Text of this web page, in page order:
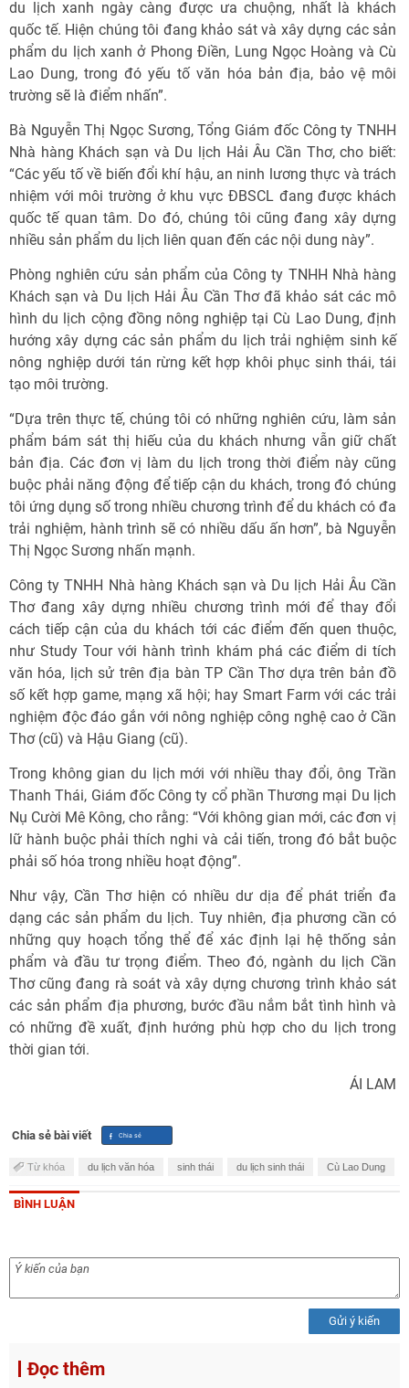
du lịch xanh ngày càng được ưa chuộng, nhất là khách
quốc tế. Hiện chúng tôi đang khảo sát và xây dựng các sản
phẩm du lịch xanh ở Phong Ðiền, Lung Ngọc Hoàng và Cù
Lao Dung, trong đó yếu tố văn hóa bản địa, bảo vệ môi
trường sẽ là điểm nhấn”.
Bà Nguyễn Thị Ngọc Sương, Tổng Giám đốc Công ty TNHH
Nhà hàng Khách sạn và Du lịch Hải Âu Cần Thơ, cho biết:
“Các yếu tố về biến đổi khí hậu, an ninh lương thực và trách
nhiệm với môi trường ở khu vực ÐBSCL đang được khách
quốc tế quan tâm. Do đó, chúng tôi cũng đang xây dựng
nhiều sản phẩm du lịch liên quan đến các nội dung này”.
Phòng nghiên cứu sản phẩm của Công ty TNHH Nhà hàng
Khách sạn và Du lịch Hải Âu Cần Thơ đã khảo sát các mô
hình du lịch cộng đồng nông nghiệp tại Cù Lao Dung, định
hướng xây dựng các sản phẩm du lịch trải nghiệm sinh kế
nông nghiệp dưới tán rừng kết hợp khôi phục sinh thái, tái
tạo môi trường.
“Dựa trên thực tế, chúng tôi có những nghiên cứu, làm sản
phẩm bám sát thị hiếu của du khách nhưng vẫn giữ chất
bản địa. Các đơn vị làm du lịch trong thời điểm này cũng
buộc phải năng động để tiếp cận du khách, trong đó chúng
tôi ứng dụng số trong nhiều chương trình để du khách có đa
trải nghiệm, hành trình sẽ có nhiều dấu ấn hơn”, bà Nguyễn
Thị Ngọc Sương nhấn mạnh.
Công ty TNHH Nhà hàng Khách sạn và Du lịch Hải Âu Cần
Thơ đang xây dựng nhiều chương trình mới để thay đổi
cách tiếp cận của du khách tới các điểm đến quen thuộc,
như Study Tour với hành trình khám phá các điểm di tích
văn hóa, lịch sử trên địa bàn TP Cần Thơ dựa trên bản đồ
số kết hợp game, mạng xã hội; hay Smart Farm với các trải
nghiệm độc đáo gắn với nông nghiệp công nghệ cao ở Cần
Thơ (cũ) và Hậu Giang (cũ).
Trong không gian du lịch mới với nhiều thay đổi, ông Trần
Thanh Thái, Giám đốc Công ty cổ phần Thương mại Du lịch
Nụ Cười Mê Kông, cho rằng: “Với không gian mới, các đơn vị
lữ hành buộc phải thích nghi và cải tiến, trong đó bắt buộc
phải số hóa trong nhiều hoạt động”.
Như vậy, Cần Thơ hiện có nhiều dư dịa để phát triển đa
dạng các sản phẩm du lịch. Tuy nhiên, địa phương cần có
những quy hoạch tổng thể để xác định lại hệ thống sản
phẩm và đầu tư trọng điểm. Theo đó, ngành du lịch Cần
Thơ cũng đang rà soát và xây dựng chương trình khảo sát
các sản phẩm địa phương, bước đầu nắm bắt tình hình và
có những đề xuất, định hướng phù hợp cho du lịch trong
thời gian tới.
ÁI LAM
Chia sẻ bài viết
Từ khóa du lịch văn hóa sinh thái du lịch sinh thái Cù Lao Dung
BÌNH LUẬN
Gửi ý kiến
Đọc thêm